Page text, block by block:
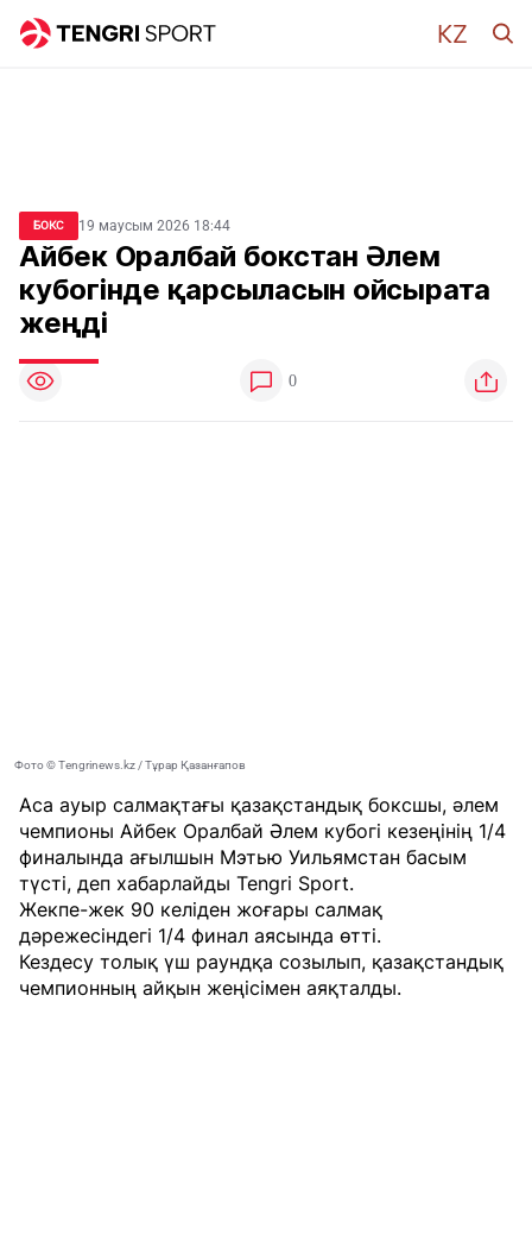
БОКС 19 маусым 2026 18:44
Айбек Оралбай бокстан Әлем
кубогінде қарсыласын ойсырата
жеңді
0
Фото © Tengrinews.kz / Тұрар Қазанғапов
Аса ауыр салмақтағы қазақстандық боксшы, әлем
чемпионы Айбек Оралбай Әлем кубогі кезеңінің 1/4
финалында ағылшын Мэтью Уильямстан басым
түсті, деп хабарлайды Tengri Sport.
Жекпе-жек 90 келіден жоғары салмақ
дәрежесіндегі 1/4 финал аясында өтті.
Кездесу толық үш раундқа созылып, қазақстандық
чемпионның айқын жеңісімен аяқталды.